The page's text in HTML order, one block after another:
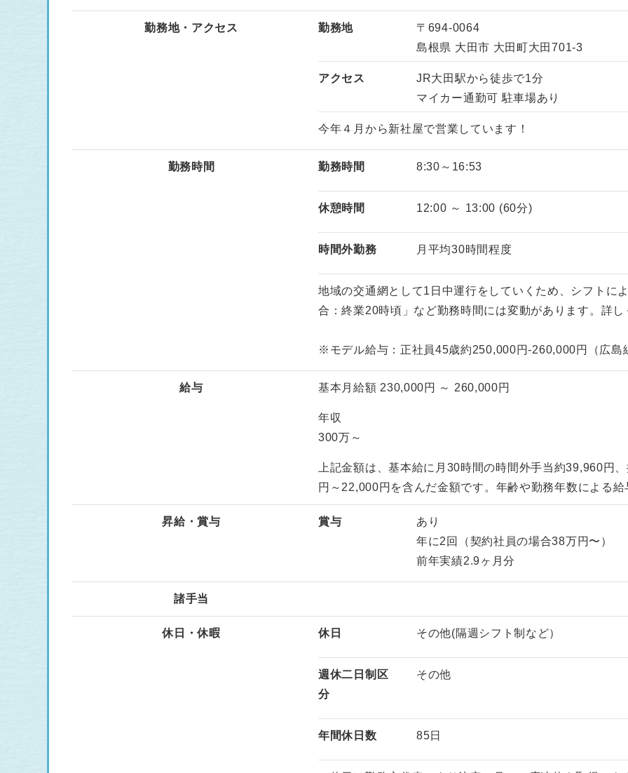
勤務地・アクセス 勤務地
〒694-0064
島根県 大田市 大田町大田701-3
アクセス
JR大田駅から徒歩で1分
マイカー通勤可 駐車場あり
今年４月から新社屋で営業しています！
勤務時間 勤務時間 8:30～16:53
休憩時間 12:00 ～ 13:00 (60分)
時間外勤務 月平均30時間程度
地域の交通網として1日中運行をしていくため、シフトに
合：終業20時頃」など勤務時間には変動があります。詳
※モデル給与：正社員45歳約250,000円‐260,000円（広島
給与 基本月給額 230,000円 ～ 260,000円
年収
300万～
上記金額は、基本給に月30時間の時間外手当約39,960円
円～22,000円を含んだ金額です。年齢や勤務年数による
昇給・賞与 賞与
あり
年に2回（契約社員の場合38万円〜）
前年実績2.9ヶ月分
諸手当
休日・休暇 休日 その他(隔週シフト制など）
週休二日制区
分
その他
年間休日数 85日